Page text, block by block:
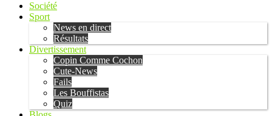
Société
Sport
News en direct
Résultats
Divertissement
Copin Comme Cochon
Cute-News
Fails
Les Bouffistas
Quiz